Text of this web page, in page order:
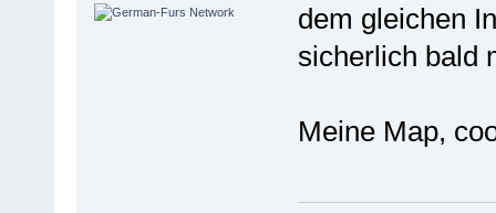
dem gleichen
sicherlich bald
Meine Map,